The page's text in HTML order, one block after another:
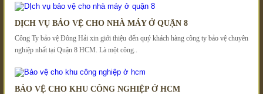
DỊCH VỤ BẢO VỆ CHO NHÀ MÁY Ở QUẬN 8
Công Ty bảo vệ Đông Hải xin giới thiệu đến quý khách hàng công ty bảo vệ chuyên
nghiệp nhất tại Quận 8 HCM. Là một công..
BẢO VỆ CHO KHU CÔNG NGHIỆP Ở HCM